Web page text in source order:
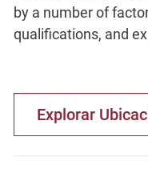
by a number of
qualifications, and
Explorar